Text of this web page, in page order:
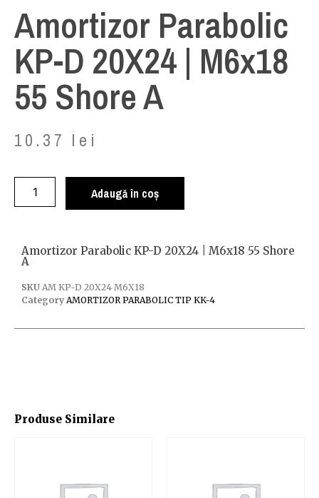
Amortizor Parabolic
KP-D 20X24 | M6x18
55 Shore A
10.37 lei
Adaugă în coș
Produse Similare
Amortizor Parabolic KP-D 20X24 | M6x18 55 Shore
A
SKU AM KP-D 20X24 M6X18
Category AMORTIZOR PARABOLIC TIP KK-4